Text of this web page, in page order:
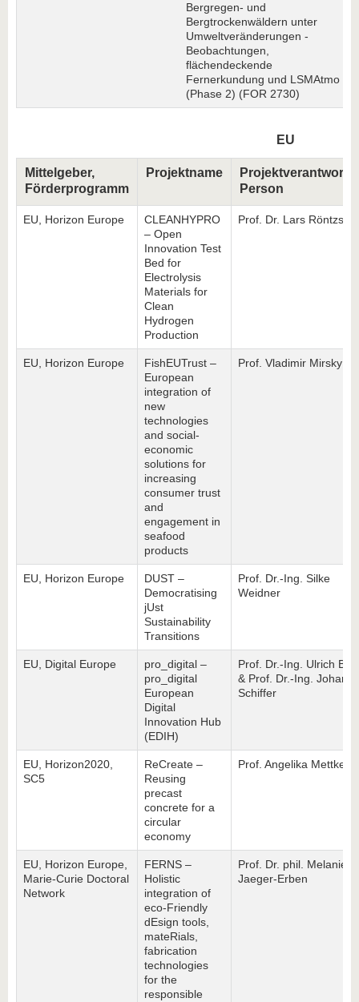
Bergregen- und
Bergtrockenwäldern unter
Umweltveränderungen -
Beobachtungen,
flächendeckende
Fernerkundung und LSMAtmo
(Phase 2) (FOR 2730)
EU
Mittelgeber,
Förderprogramm
Projektname
Person
EU, Horizon Europe
CLEANHYPRO
– Open
Innovation Test
Bed for
Electrolysis
Materials for
Clean
Hydrogen
Production
Prof. Dr. Lars Röntzsch
EU, Horizon Europe
FishEUTrust –
European
integration of
new
technologies
and social-
economic
solutions for
increasing
consumer trust
and
engagement in
seafood
products
Prof. Vladimir Mirsky
EU, Horizon Europe
DUST –
Democratising
jUst
Sustainability
Transitions
Prof. Dr.-Ing. Silke
Weidner
EU, Digital Europe
pro_digital –
pro_digital
European
Digital
Innovation Hub
(EDIH)
Prof. Dr.-Ing. Ulrich
& Prof. Dr.-Ing.
Schiffer
EU, Horizon2020,
SC5
ReCreate –
Reusing
precast
concrete for a
circular
economy
Prof. Angelika Mettke
EU, Horizon Europe,
Marie-Curie Doctoral
Network
FERNS –
Holistic
integration of
eco-Friendly
dEsign tools,
mateRials,
fabrication
technologies
for the
responsible
Prof. Dr. phil. Melanie
Jaeger-Erben